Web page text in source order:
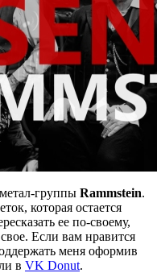
метал-группы Rammstein.
которая остается
ее по-своему,
Если вам нравится
меня оформив
в VK Donut.